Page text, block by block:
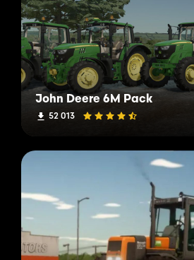
John Deere 6M Pack
52 013